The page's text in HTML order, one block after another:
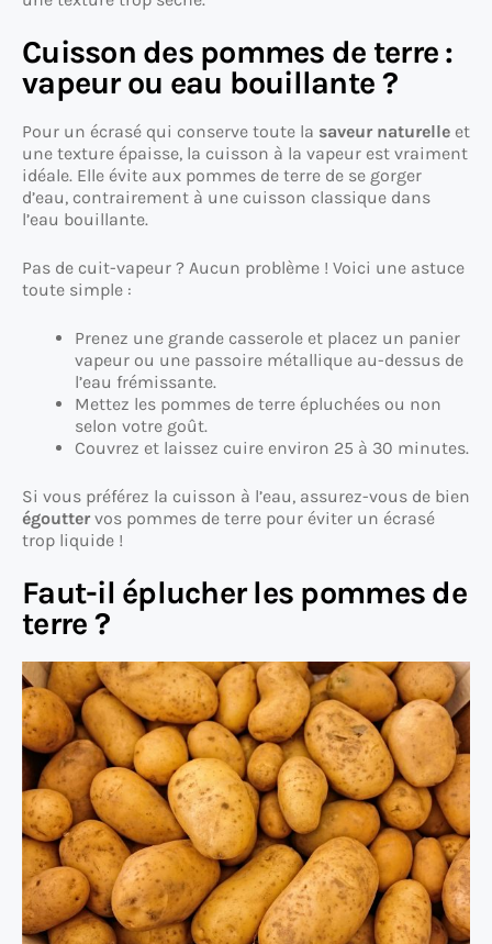
Cuisson des pommes de terre :
vapeur ou eau bouillante ?
Pour un écrasé qui conserve toute la saveur naturelle et
une texture épaisse, la cuisson à la vapeur est vraiment
idéale. Elle évite aux pommes de terre de se gorger
d’eau, contrairement à une cuisson classique dans
l’eau bouillante.
Pas de cuit-vapeur ? Aucun problème ! Voici une astuce
toute simple :
Prenez une grande casserole et placez un panier
vapeur ou une passoire métallique au-dessus de
l’eau frémissante.
Mettez les pommes de terre épluchées ou non
selon votre goût.
Couvrez et laissez cuire environ 25 à 30 minutes.
Si vous préférez la cuisson à l’eau, assurez-vous de bien
égoutter vos pommes de terre pour éviter un écrasé
trop liquide !
Faut-il éplucher les pommes de
terre ?